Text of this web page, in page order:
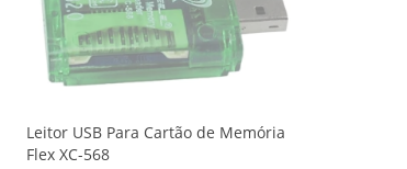
Leitor USB Para Cartão de Memória
Flex XC-568